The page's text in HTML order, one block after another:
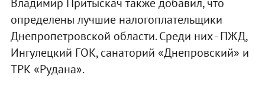
определены лучшие налогоплательщики
Днепропетровской области. Среди них - ПЖД,
Ингулецкий ГОК, санаторий «Днепровский» и
ТРК «Рудана».